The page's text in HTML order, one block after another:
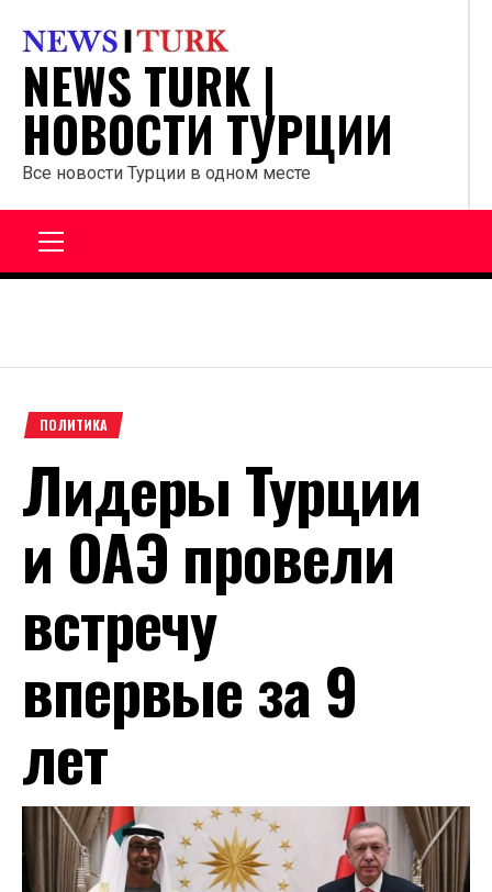
содержанию
NEWS TURK |
НОВОСТИ ТУРЦИИ
Все новости Турции в одном месте
ПОЛИТИКА
Лидеры Турции
и ОАЭ провели
встречу
впервые за 9
лет